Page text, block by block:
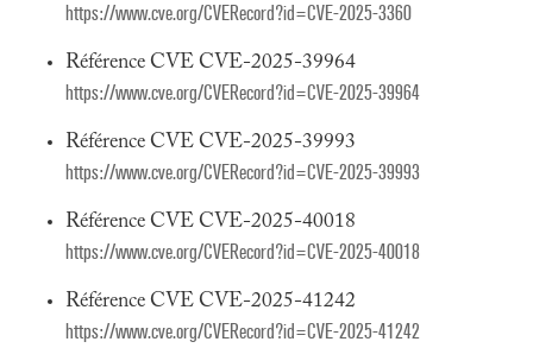
https://www.cve.org/CVERecord?id=CVE-2025-3360
Référence CVE CVE-2025-39964
https://www.cve.org/CVERecord?id=CVE-2025-39964
Référence CVE CVE-2025-39993
https://www.cve.org/CVERecord?id=CVE-2025-39993
Référence CVE CVE-2025-40018
https://www.cve.org/CVERecord?id=CVE-2025-40018
Référence CVE CVE-2025-41242
https://www.cve.org/CVERecord?id=CVE-2025-41242